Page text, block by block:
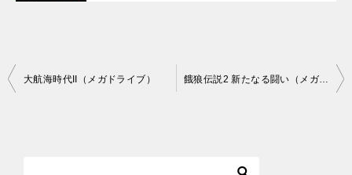
投
大航海時代II（メガドライブ） 餓狼伝説2 新たなる闘い（メガドライブ）